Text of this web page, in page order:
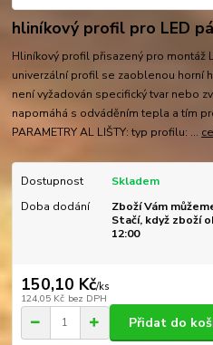
hliníkový profil pro LED
Hliníkový profil přisazený pro montáž
univerzální profil se zaoblenou horní
není vyžadován specifický tvar nebo
napomáhá s odváděním tepla a tím
PARAMETRY AL LIŠTY: typ profilu: ...
Dostupnost
Skladem
Doba dodání
Zboží Vám
Stačí, když zboží
12:00
150,10 Kč/ks
124,05 Kč bez DPH
Přidat do